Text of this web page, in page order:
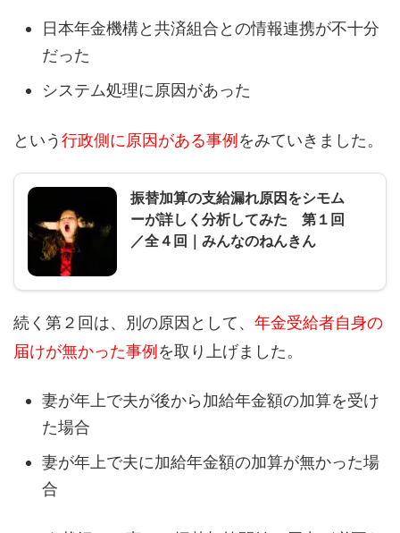
日本年金機構と共済組合との情報連携が不十分
だった
システム処理に原因があった
という行政側に原因がある事例 をみていきました。
振替加算の支給漏れ原因をシモム
ーが詳しく分析してみた 第１回
／全４回｜みんなのねんきん
続く第２回は、別の原因として、 年金受給者自身の
届けが無かった事例 を取り上げました。
妻が年上で夫が後から加給年金額の加算を受け
た場合
妻が年上で夫に加給年金額の加算が無かった場
合